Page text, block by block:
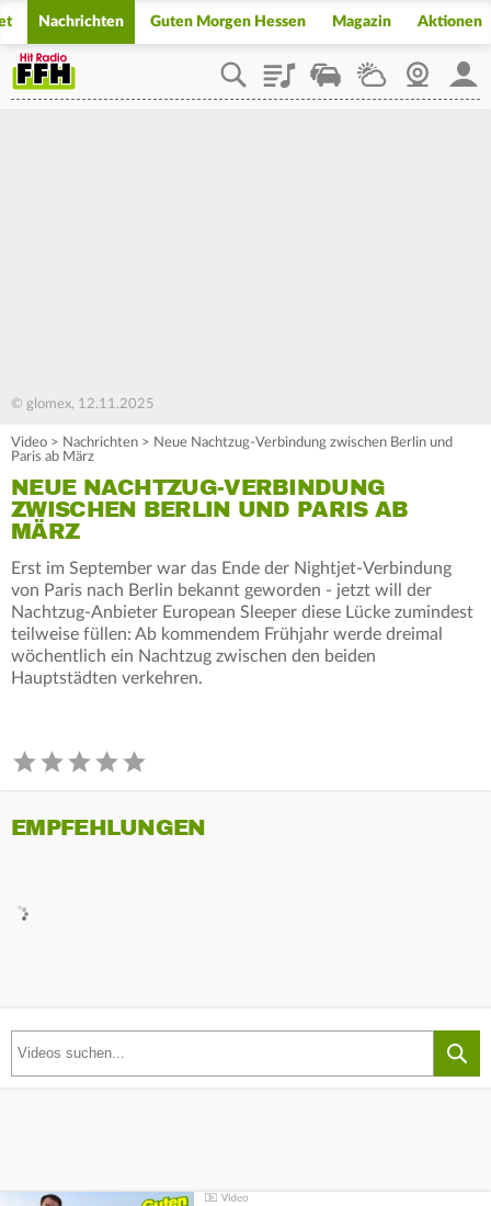
Nachrichten Guten Morgen Hessen Magazin Aktionen
PlaylistStaupilotWetterWebcam
© glomex, 12.11.2025
Video > Nachrichten > Neue Nachtzug-Verbindung zwischen Berlin und
Paris ab März
NEUE NACHTZUG-VERBINDUNG
ZWISCHEN BERLIN UND PARIS AB
MÄRZ
Erst im September war das Ende der Nightjet-Verbindung
von Paris nach Berlin bekannt geworden - jetzt will der
Nachtzug-Anbieter European Sleeper diese Lücke zumindest
teilweise füllen: Ab kommendem Frühjahr werde dreimal
wöchentlich ein Nachtzug zwischen den beiden
Hauptstädten verkehren.
EMPFEHLUNGEN